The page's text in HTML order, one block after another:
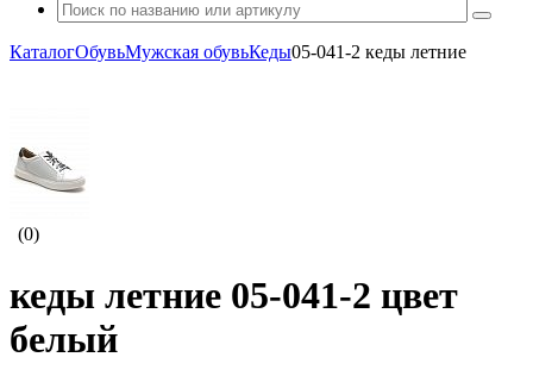
КаталогОбувьМужская обувьКеды05-041-2 кеды летние
(0)
кеды летние 05-041-2 цвет
белый